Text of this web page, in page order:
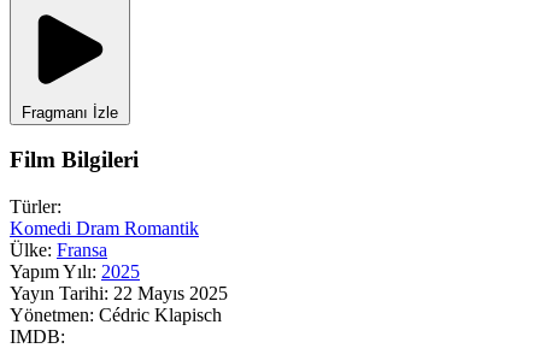
Fragmanı İzle
Film Bilgileri
Türler:
Komedi Dram Romantik
Ülke: Fransa
Yapım Yılı: 2025
Yayın Tarihi: 22 Mayıs 2025
Yönetmen: Cédric Klapisch
IMDB: